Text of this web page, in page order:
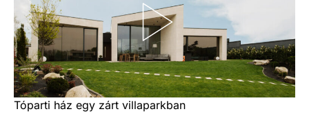
Tóparti ház egy zárt villaparkban